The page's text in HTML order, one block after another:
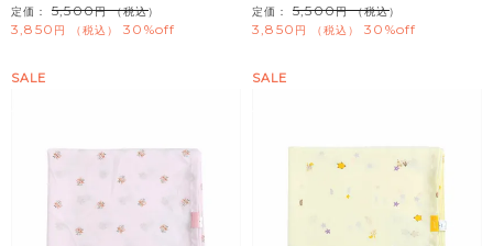
定価： 5,500 （税込）
3,850 税込 30%off
定価： 5,500 （税込）
3,850 税込 30%off
SALE SALE